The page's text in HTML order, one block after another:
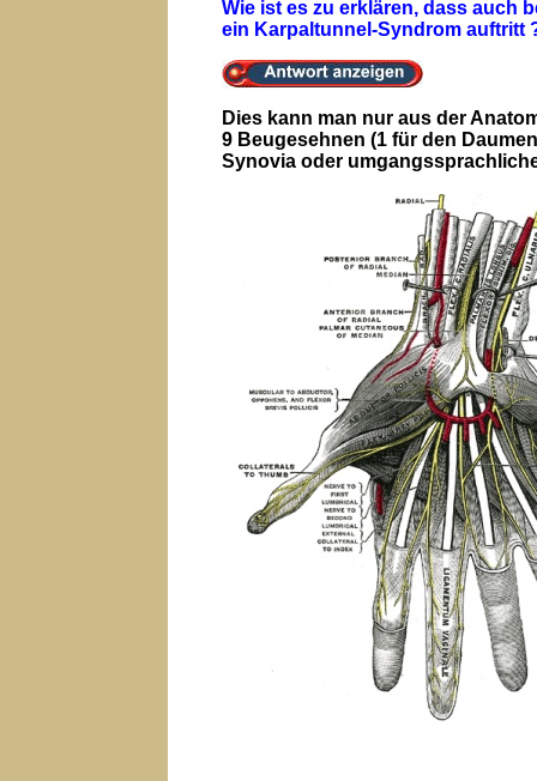
Wie ist es zu erklären, dass auch
ein Karpaltunnel-Syndrom auftritt
Dies kann man nur aus der
9 Beugesehnen (1 für den
Synovia oder